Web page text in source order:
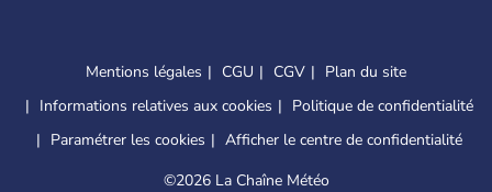
Mentions légales CGU CGV
Plan du site
Informations relatives aux cookies
Politique de confidentialité
Paramétrer les cookies
Afficher le centre de confidentialité
©2026 La Chaîne Météo